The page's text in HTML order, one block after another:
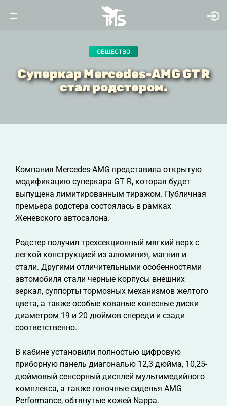
ОБЩЕСТВО
Суперкар Mercedes-AMG GT R
стал родстером.
Компания Mercedes-AMG представила открытую
модификацию суперкара GT R, которая будет
выпущена лимитированным тиражом. Публичная
премьера родстера состоялась в рамках
Женевского автосалона.
Родстер получил трехсекционный мягкий верх с
легкой конструкцией из алюминия, магния и
стали. Другими отличительными особенностями
автомобиля стали черные корпусы внешних
зеркал, суппорты тормозных механизмов желтого
цвета, а также особые кованые колесные диски
диаметром 19 и 20 дюймов спереди и сзади
соответственно.
В кабине установили полностью цифровую
приборную панель диагональю 12,3 дюйма, 10,25-
дюймовый сенсорный дисплей мультимедийного
комплекса, а также гоночные сиденья AMG
Performance, обтянутые кожей Nappa.